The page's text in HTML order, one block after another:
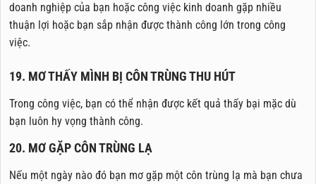
doanh nghiệp của bạn hoặc công việc kinh doanh gặp nhiều
thuận lợi hoặc bạn sắp nhận được thành công lớn trong công
việc.
19. MƠ THẤY MÌNH BỊ CÔN TRÙNG THU HÚT
Trong công việc, bạn có thể nhận được kết quả thấy bại mặc dù
bạn luôn hy vọng thành công.
20. MƠ GẶP CÔN TRÙNG LẠ
Nếu một ngày nào đó bạn mơ gặp một côn trùng lạ mà bạn chưa